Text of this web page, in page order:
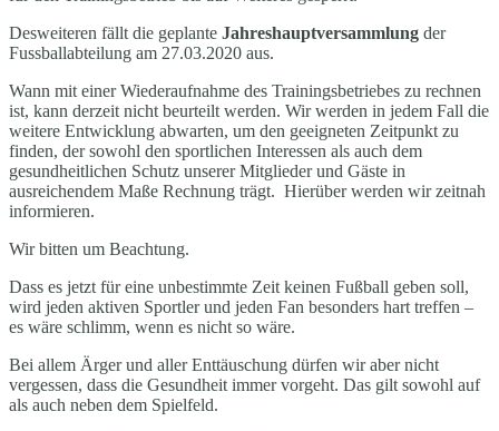
Desweiteren fällt die geplante Jahreshauptversammlung der
Fussballabteilung am 27.03.2020 aus.
Wann mit einer Wiederaufnahme des Trainingsbetriebes zu rechnen
ist, kann derzeit nicht beurteilt werden. Wir werden in jedem Fall die
weitere Entwicklung abwarten, um den geeigneten Zeitpunkt zu
finden, der sowohl den sportlichen Interessen als auch dem
gesundheitlichen Schutz unserer Mitglieder und Gäste in
ausreichendem Maße Rechnung trägt. Hierüber werden wir zeitnah
informieren.
Wir bitten um Beachtung.
Dass es jetzt für eine unbestimmte Zeit keinen Fußball geben soll,
wird jeden aktiven Sportler und jeden Fan besonders hart treffen –
es wäre schlimm, wenn es nicht so wäre.
Bei allem Ärger und aller Enttäuschung dürfen wir aber nicht
vergessen, dass die Gesundheit immer vorgeht. Das gilt sowohl auf
als auch neben dem Spielfeld.